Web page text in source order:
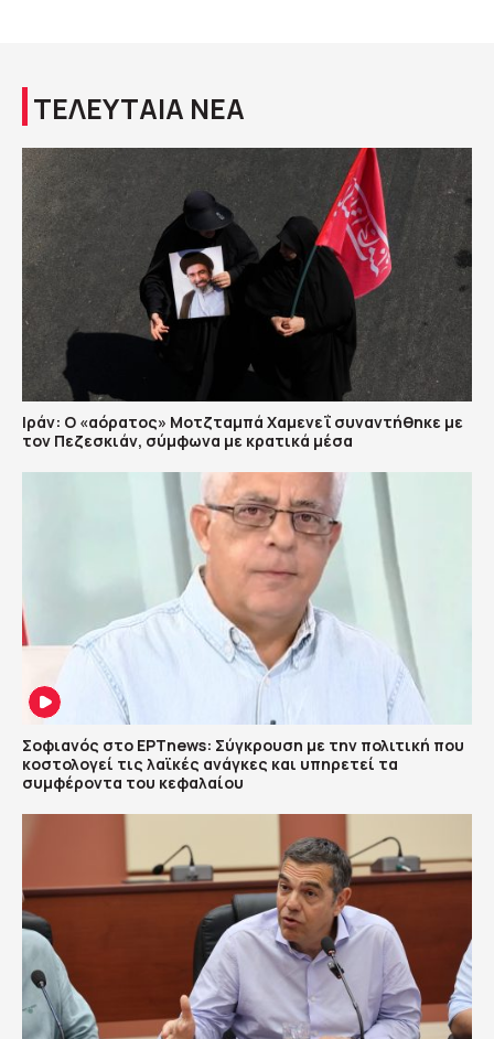
ΤΕΛΕΥΤΑΙΑ ΝΕΑ
Ιράν: Ο «αόρατος» Μοτζταμπά Χαμενεΐ συναντήθηκε με
τον Πεζεσκιάν, σύμφωνα με κρατικά μέσα
Σοφιανός στο ΕΡΤnews: Σύγκρουση με την πολιτική που
κοστολογεί τις λαϊκές ανάγκες και υπηρετεί τα
συμφέροντα του κεφαλαίου